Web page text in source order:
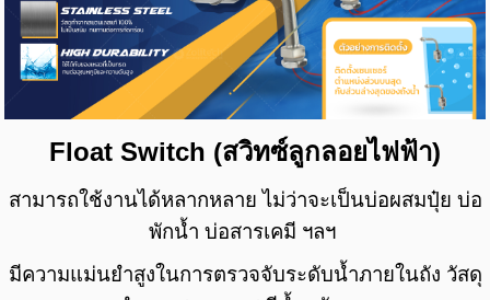
Float Switch (สวิทซ์ลูกลอยไฟฟ้า)
สามารถใช้งานได้หลากหลาย ไม่ว่าจะเป็นบ่อผสมปุ๋ย บ่อ
พักน้ำ บ่อสารเคมี ฯลฯ
มีความแม่นยำสูงในการตรวจจับระดับน้ำภายในถัง วัสดุ